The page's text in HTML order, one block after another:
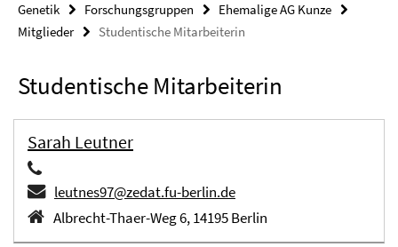
Genetik
Forschungsgruppen
Ehemalige AG Kunze
Mitglieder
Studentische Mitarbeiterin
Studentische Mitarbeiterin
Sarah Leutner
leutnes97@zedat.fu-berlin.de
Albrecht-Thaer-Weg 6, 14195 Berlin